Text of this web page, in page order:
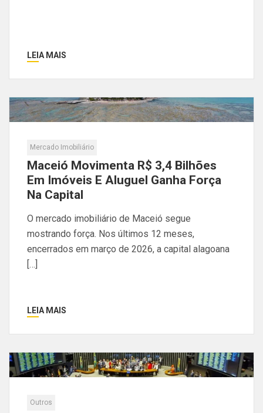
LEIA MAIS
Mercado Imobiliário
Maceió Movimenta R$ 3,4 Bilhões
Em Imóveis E Aluguel Ganha Força
Na Capital
O mercado imobiliário de Maceió segue
mostrando força. Nos últimos 12 meses,
encerrados em março de 2026, a capital alagoana
[…]
LEIA MAIS
Outros